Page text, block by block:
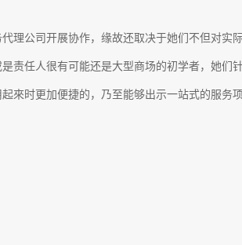
理公司开展协作，缘故还取决于她们不但对
责任人很有可能还是大型商场的初学者，她
來时更加便捷的，乃至能够出示一站式的服